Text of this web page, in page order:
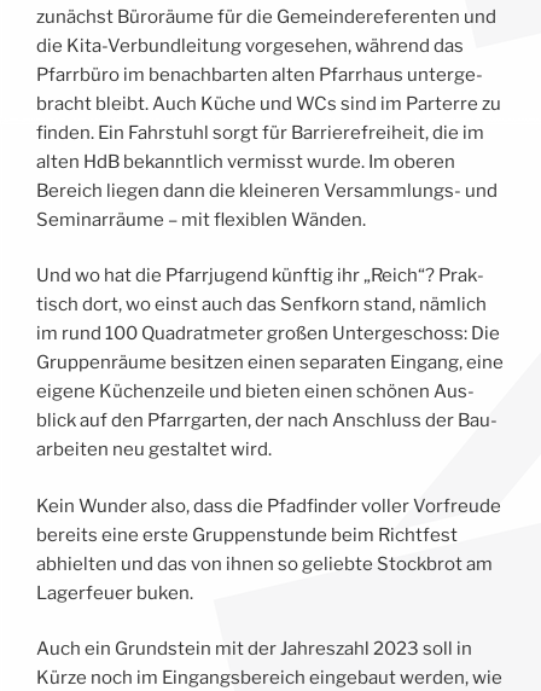
zunächst Büroräume für die Gemein­de­re­fe­ren­ten und
die Kita-Ver­bund­lei­tung vor­ge­se­hen, während das
Pfarrbüro im benach­bar­ten alten Pfarr­haus unter­ge­
bracht bleibt. Auch Küche und WCs sind im Par­terre zu
fin­den. Ein Fahr­stuhl sorgt für Bar­rie­re­frei­heit, die im
alten HdB bekannt­lich ver­misst wur­de. Im obe­ren
Bereich lie­gen dann die klei­ne­ren Ver­samm­lungs- und
Seminarräume – mit fle­xi­blen Wänden.
Und wo hat die Pfarr­ju­gend künftig ihr „Reich“? Prak­
tisch dort, wo einst auch das Senf­korn stand, nämlich
im rund 100 Qua­drat­me­ter gro­ßen Unter­ge­schoss: Die
Gruppenräume besit­zen einen sepa­ra­ten Ein­gang, eine
eige­ne Küchenzeile und bie­ten einen schönen Aus­
blick auf den Pfarr­gar­ten, der nach Anschluss der Bau­
ar­bei­ten neu gestal­tet wird.
Kein Wun­der also, dass die Pfad­fin­der vol­ler Vor­freu­de
bereits eine ers­te Grup­pen­stun­de beim Richt­fest
abhiel­ten und das von ihnen so gelieb­te Stock­brot am
Lager­feu­er buken.
Auch ein Grund­stein mit der Jah­res­zahl 2023 soll in
Kürze noch im Ein­gangs­be­reich ein­ge­baut wer­den, wie